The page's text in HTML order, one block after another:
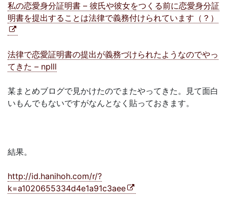
私の恋愛身分証明書 – 彼氏や彼女をつくる前に恋愛身分証
明書を提出することは法律で義務付けられています（？）
法律で恋愛証明書の提出が義務づけられたようなのでやっ
てきた – nplll
某まとめブログで見かけたのでまたやってきた。見て面白
いもんでもないですがなんとなく貼っておきます。
結果。
http://id.hanihoh.com/r/?
k=a1020655334d4e1a91c3aee